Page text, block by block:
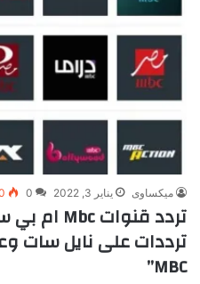
ميكساوى يناير 3, 2022 0
ترددات على نايل سات
MBC”